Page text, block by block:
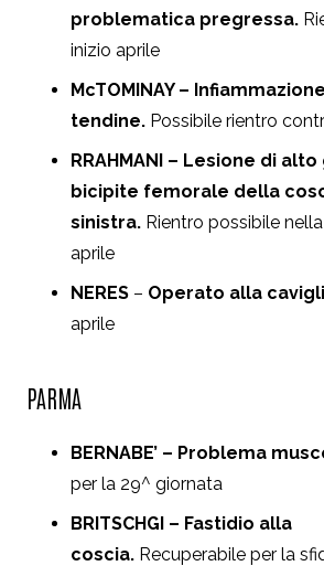
problematica pregressa.
inizio aprile
McTOMINAY –
tendine. Possibile rientro
RRAHMANI – Lesione di
bicipite femorale della
sinistra. Rientro possibile
aprile
NERES – Operato alla
aprile
PARMA
BERNABE’ – Problema
per la 29^ giornata
BRITSCHGI – Fastidio alla
coscia. Recuperabile per la